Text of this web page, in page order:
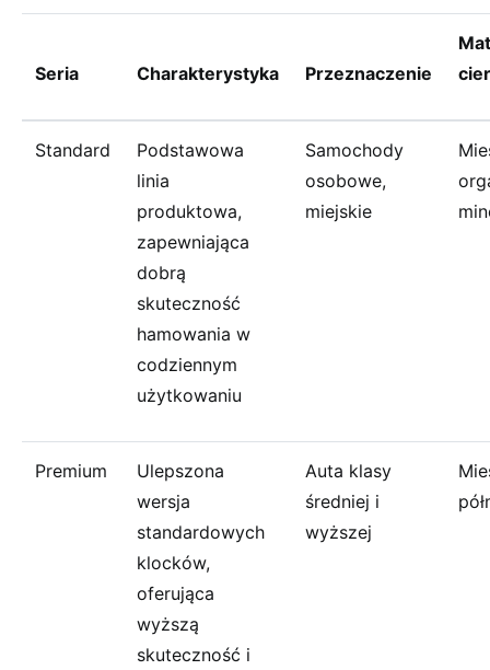
Seria Charakterystyka Przeznaczenie
Standard
Podstawowa
linia
produktowa,
zapewniająca
dobrą
skuteczność
hamowania w
codziennym
użytkowaniu
Samochody
osobowe,
miejskie
Premium
Ulepszona
wersja
standardowych
klocków,
oferująca
wyższą
skuteczność i
Auta klasy
średniej i
wyższej